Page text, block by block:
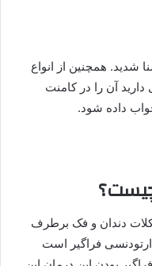
شدید. همچنین از انواع
آن را در کامنت
داده شود.
دندان و فک برطرف
فراگیر است